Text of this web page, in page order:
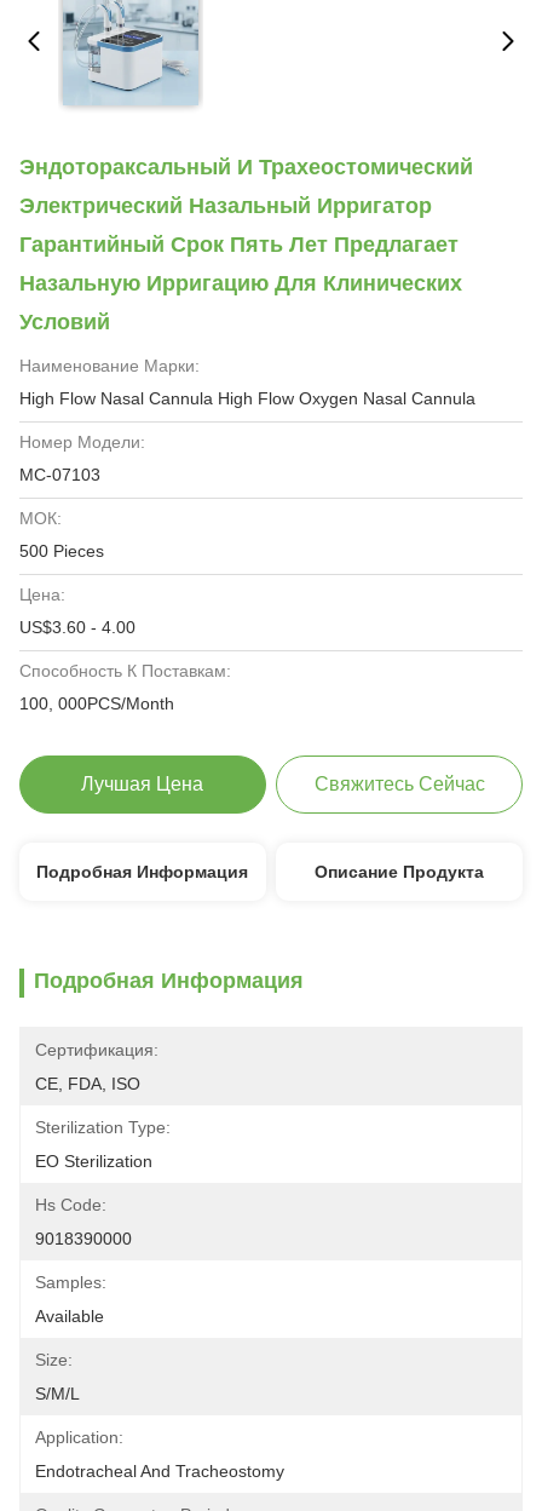
Эндотораксальный И Трахеостомический
Электрический Назальный Ирригатор
Гарантийный Срок Пять Лет Предлагает
Назальную Ирригацию Для Клинических
Условий
Наименование Марки:
High Flow Nasal Cannula High Flow Oxygen Nasal Cannula
Номер Модели:
MC-07103
МОК:
500 Pieces
Цена:
US$3.60 - 4.00
Способность К Поставкам:
100, 000PCS/Month
Лучшая Цена Свяжитесь Сейчас
Подробная Информация Описание Продукта
Подробная Информация
Сертификация:
CE, FDA, ISO
Sterilization Type:
EO Sterilization
Hs Code:
9018390000
Samples:
Available
Size:
S/M/L
Application:
Endotracheal And Tracheostomy